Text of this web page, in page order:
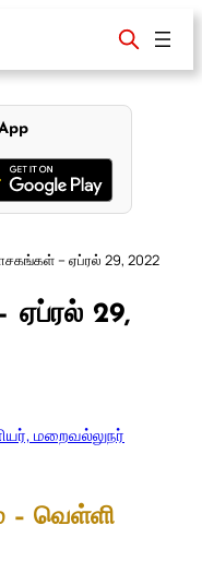
– ஏப்ரல் 29, 2022
ஏப்ரல் 29,
மறைவல்லுநர்
– வெள்ளி